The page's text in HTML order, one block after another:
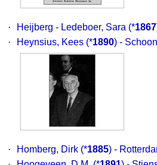
· Heijberg - Ledeboer, Sara (*1867
·
Heynsius, Kees (*1890) -
· Homberg, Dirk (*1885) -